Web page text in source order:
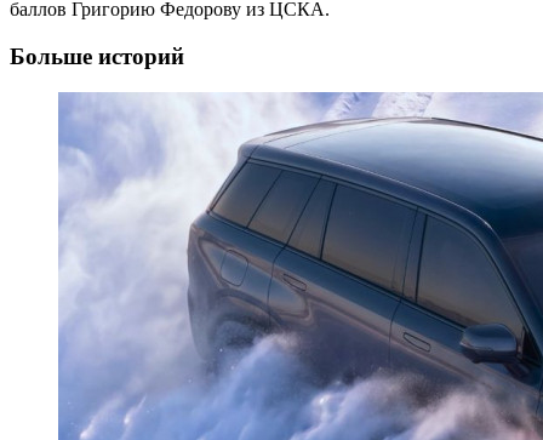
баллов Григорию Федорову из ЦСКА.
Больше историй